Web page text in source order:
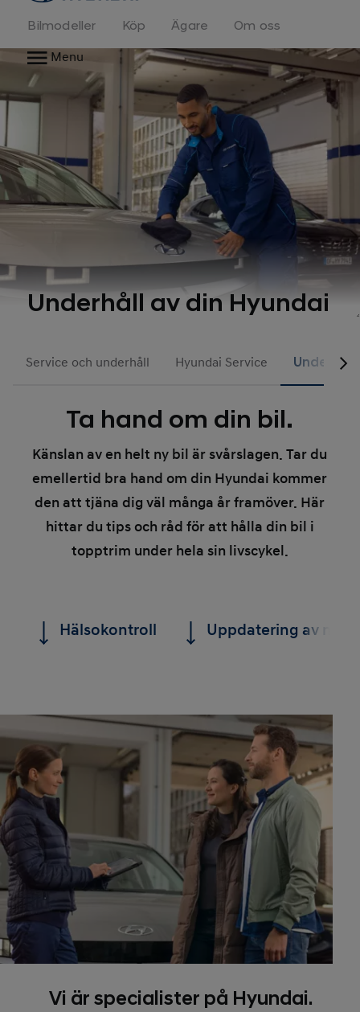
Bilmodeller Köp Ägare
Om oss
Menu
Underhåll av din Hyundai
Service och underhåll Hyundai Service Underhåll
Ta hand om din bil.
Känslan av en helt ny bil är svårslagen. Tar du
emellertid bra hand om din Hyundai kommer
den att tjäna dig väl många år framöver. Här
hittar du tips och råd för att hålla din bil i
topptrim under hela sin livscykel.
Hälsokontroll Uppdatering av
Vi är specialister på Hyundai.